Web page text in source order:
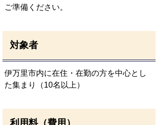
ご準備ください。
対象者
伊万里市内に在住・在勤の方を中心とし
た集まり（10名以上）
利用料（費用）